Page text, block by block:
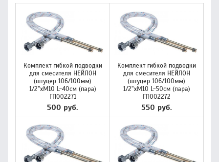
Комплект гибкой подводки
для смесителя НЕЙЛОН
(штуцер 106/100мм)
1/2”хM10 L-40см (пара)
ГП002271
500 руб.
Комплект гибкой подводки
для смесителя НЕЙЛОН
(штуцер 106/100мм)
1/2”хM10 L-50см (пара)
ГП002272
550 руб.